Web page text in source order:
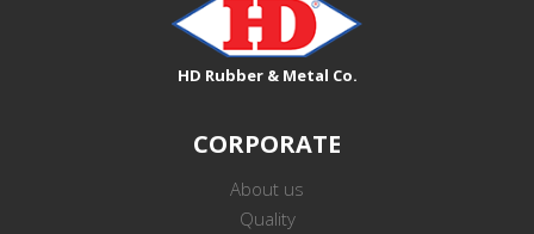
HD Rubber & Metal Co.
CORPORATE
About us
Quality